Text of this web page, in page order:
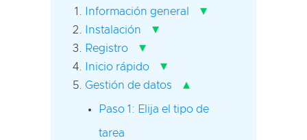
Información general ▾
Instalación ▾
Registro ▾
Inicio rápido ▾
Gestión de datos ▴
Paso 1: Elija el tipo de
tarea